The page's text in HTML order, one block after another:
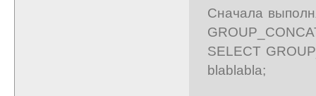
Сначала
SELECT
blablabla;